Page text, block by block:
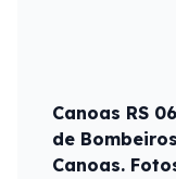
Canoas RS
de
Canoas.